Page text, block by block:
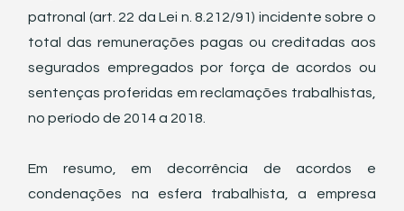
patronal (art. 22 da Lei n. 8.212/91) incidente sobre o
total das remunerações pagas ou creditadas aos
segurados empregados por força de acordos ou
sentenças proferidas em reclamações trabalhistas,
no período de 2014 a 2018.
Em resumo, em decorrência de acordos e
condenações na esfera trabalhista, a empresa